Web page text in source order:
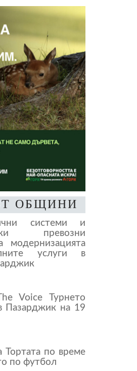
ОБЩИНИ
системи и
превозни
модернизацията
услуги в
Voice Турнето
Пазарджик на 19
Тортата по време
по футбол